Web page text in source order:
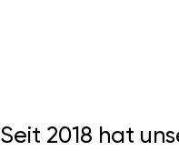
Seit 2018 hat